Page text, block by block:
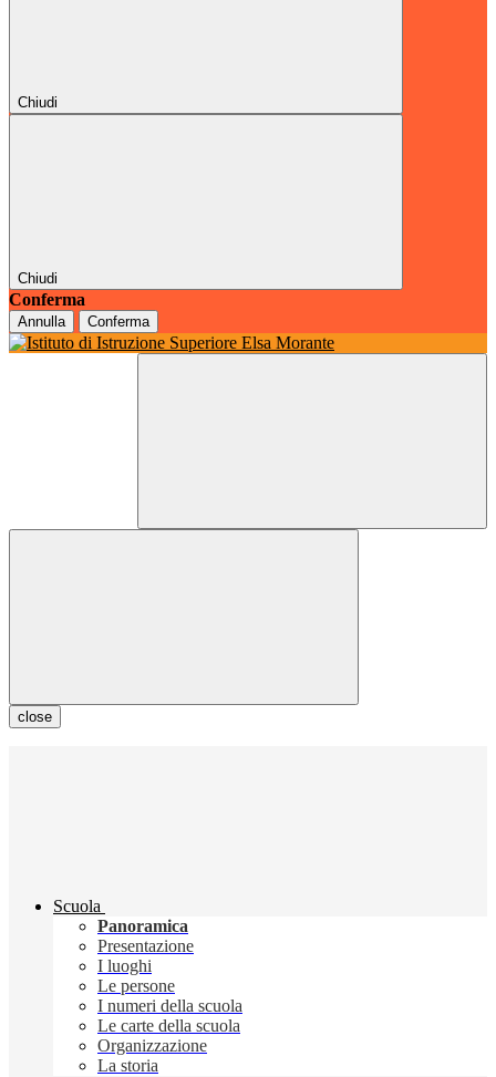
Chiudi
Chiudi
Conferma
Annulla Conferma
close
Scuola
Panoramica
Presentazione
I luoghi
Le persone
I numeri della scuola
Le carte della scuola
Organizzazione
La storia